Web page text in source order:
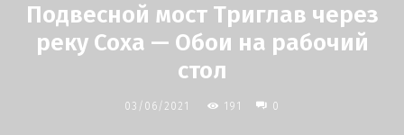
Подвесной мост Триглав через
реку Соха — Обои на рабочий
стол
03/06/2021 191 0